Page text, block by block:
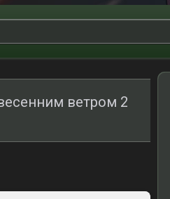
ветром 2